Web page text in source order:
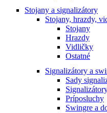
Stojany a signalizátory
Stojany, hrazdy,
Stojany
Hrazdy
Vidličky
Ostatné
Signalizátory a
Sady
Príposluchy
Swingre a